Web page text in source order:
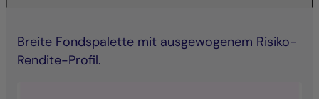
Breite Fondspalette mit ausgewogenem Risiko-
Rendite-Profil.